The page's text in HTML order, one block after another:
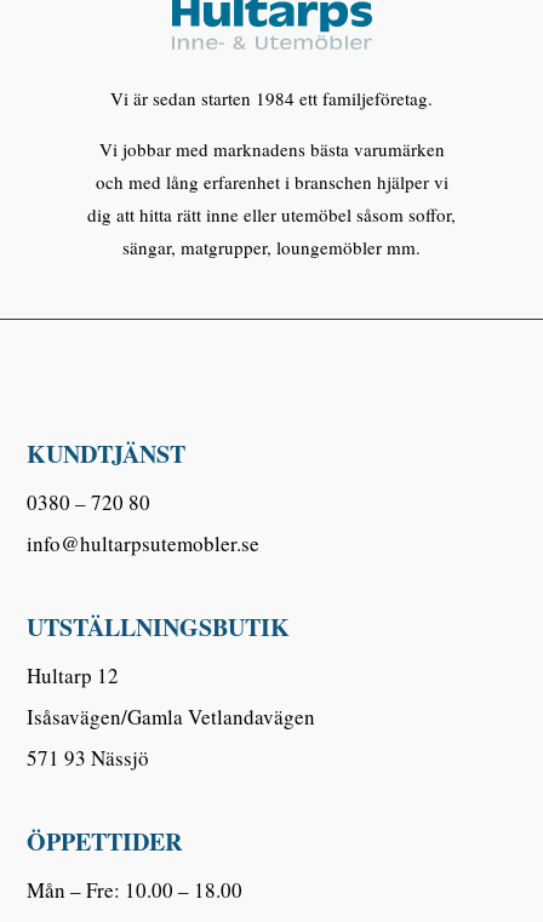
Vi är sedan starten 1984 ett familjeföretag.
Vi jobbar med marknadens bästa varumärken
och med lång erfarenhet i branschen hjälper vi
dig att hitta rätt inne eller utemöbel såsom soffor,
sängar, matgrupper, loungemöbler mm.
KUNDTJÄNST
0380 – 720 80
info@hultarpsutemobler.se
UTSTÄLLNINGSBUTIK
Hultarp 12
Isåsavägen/Gamla Vetlandavägen
571 93 Nässjö
ÖPPETTIDER
Mån – Fre: 10.00 – 18.00